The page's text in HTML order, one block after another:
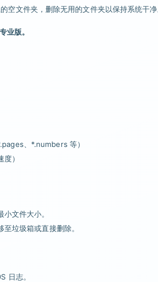
空文件夹，删除无用的文件夹以保持系统干净
业版。
、*.numbers 等）
）
文件大小。
垃圾箱或直接删除。
日志。